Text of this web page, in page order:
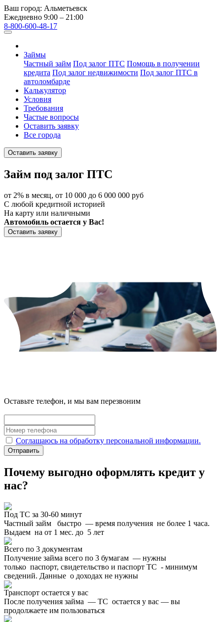
Ваш город: Альметьевск
Ежедневно 9:00 – 21:00
8-800-600-48-17
Займы
Частный займ Под залог ПТС Помощь в получении
кредита Под залог недвижимости Под залог ПТС в
автоломбарде
Калькулятор
Условия
Требования
Частые вопросы
Оставить заявку
Все города
Оставить заявку
Займ под залог ПТС
от 2% в месяц, от 10 000 до 6 000 000 руб
С любой кредитной историей
На карту или наличными
Автомобиль остается у Вас!
Оставить заявку
Оставьте телефон, и мы вам перезвоним
Соглашаюсь на обработку персональной информации.
Отправить
Почему выгодно оформлять кредит у
нас?
Под ТС за 30-60 минут
Частный займ быстро — время получения не более 1 часа.
Выдаем на от 1 мес. до 5 лет
Всего по 3 документам
Получение займа всего по 3 бумагам — нужны
только паспорт, свидетельство и паспорт ТС - минимум
сведений. Данные о доходах не нужны
Транспорт остается у вас
После получения займа — ТС остается у вас — вы
продолжаете им пользоваться